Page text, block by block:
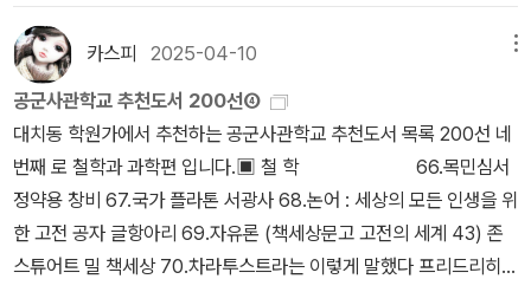
의 의의를 발견하게 된다. (A450)(B478) 사람들은, 세계에서 사
물들의 상태는 언제나 선행하는 것이므로, 세계에서 순차적인 계열은
단지 비교적인 시초를 가질 수 있을 뿐, 그러니까 세계 행정에서 계열
의 절대적인 시초가 가능하지 않다는 오해에 매여서는 안 된다. (예컨
대) 만약 내가 지금 완전히 자유롭게, 자연 원인들의 필연적인 어떠한
영향도 없이, 나의 의자에서 일어선다면, 시간상으로 볼 때 이 사건은
단지 선행하는 계열의 계속이지만, 이 사건에서 무한히 계속될 자연
적 잇따름을 갖는 새로운 계열이 절대적으로 시작된다. 왜냐하면, [의
나무들을 대체 어디서 봤단 말인가. 콩브레엔 오솔길이 저런 식으로
나 있는 경우가 없는데... 마차가 갈림길에 이르자 그 광경은 곧 시야
에서 사라졌다. 그와 동시에, 세상에서 유일하게 진실한 듯이 보이는
그 감정, 나를 진정으로 행복감에 휩싸이게 한 바로 그 순간으로부터
멀어져 버렸다. 멀리 떠나가는 마차는 마치 내 인생이 그러하다는 느
낌을 주었다... <잃어버린 시간을 찾아서> 2권 中 화자는 예전 콩브
레에서 마르탱빌 종탑을 보면서 지고한 희열감을 느꼈다. 반면, 세 그
루 소나무가 서 있던 광경을 보면서는 익숙함 이외의 다른 의미를 찾
지 못한다. 콩브레의 오솔길과 차이점 이외에는. 마차가 갈림길에 이
카스피 2025-04-10
공군사관학교 추천도서 200선④
대치동 학원가에서 추천하는 공군사관학교 추천도서 목록 200선 네
번째 로 철학과 과학편 입니다.▣ 철 학 66.목민심서
정약용 창비 67.국가 플라톤 서광사 68.논어 : 세상의 모든 인생을 위
한 고전 공자 글항아리 69.자유론 (책세상문고 고전의 세계 43) 존
스튜어트 밀 책세상 70.차라투스트라는 이렇게 말했다 프리드리히